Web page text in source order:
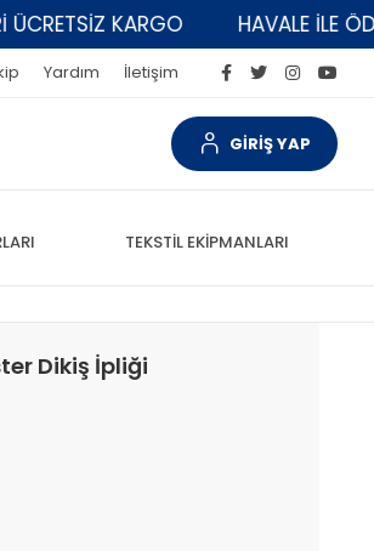
KARGO HAVALE İLE
Yardım İletişim
GİRİŞ YAP
TEKSTİL EKİPMANLARI
Dikiş İpliği